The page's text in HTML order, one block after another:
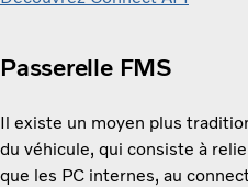
Passerelle FMS
Il existe un moyen plus
du véhicule, qui consiste à
que les PC internes, au